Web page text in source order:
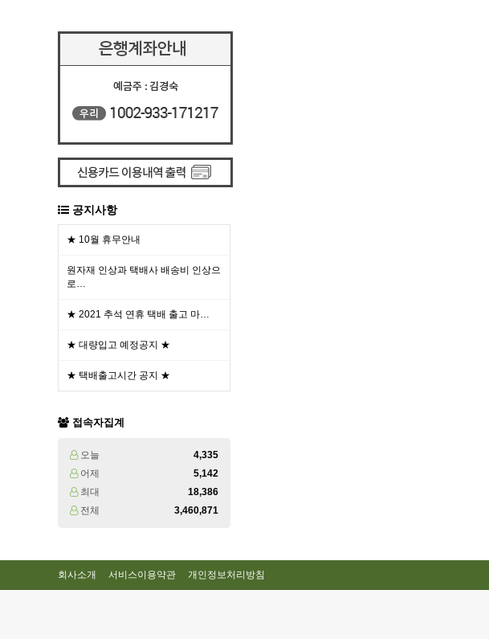
공지사항
★ 10월 휴무안내
원자재 인상과 택배사 배송비 인상으
로…
★ 2021 추석 연휴 택배 출고 마…
★ 대량입고 예정공지 ★
★ 택배출고시간 공지 ★
접속자집계
오늘
4,335
어제
5,142
최대
18,386
전체
3,460,871
회사소개 서비스이용약관 개인정보처리방침